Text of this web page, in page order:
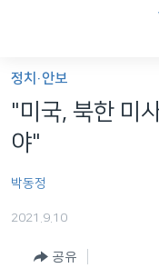
가
능
링
인
세계
라디오
프로그램
주파수 안내
정치·안보
"미국, 북한 미
야"
박동정
2021.9.10
공유